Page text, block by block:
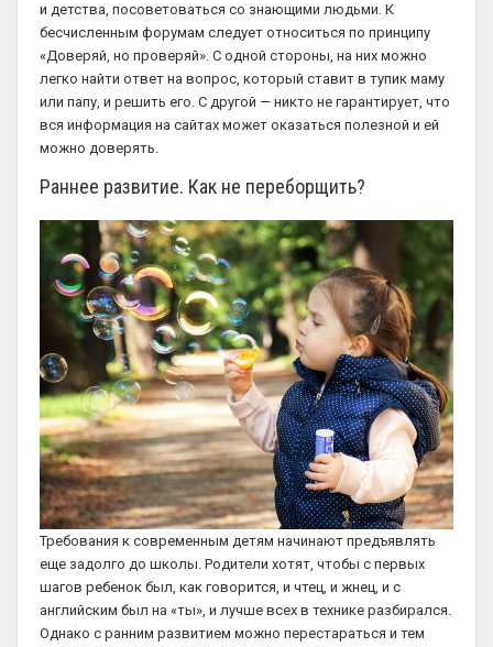
и детства, посоветоваться со знающими людьми. К
бесчисленным форумам следует относиться по принципу
«Доверяй, но проверяй». С одной стороны, на них можно
легко найти ответ на вопрос, который ставит в тупик маму
или папу, и решить его. С другой — никто не гарантирует, что
вся информация на сайтах может оказаться полезной и ей
можно доверять.
Раннее развитие. Как не переборщить?
Требования к современным детям начинают предъявлять
еще задолго до школы. Родители хотят, чтобы с первых
шагов ребенок был, как говорится, и чтец, и жнец, и с
английским был на «ты», и лучше всех в технике разбирался.
Однако с ранним развитием можно перестараться и тем